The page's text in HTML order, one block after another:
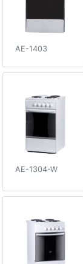
AE-1403
AE-1304-W